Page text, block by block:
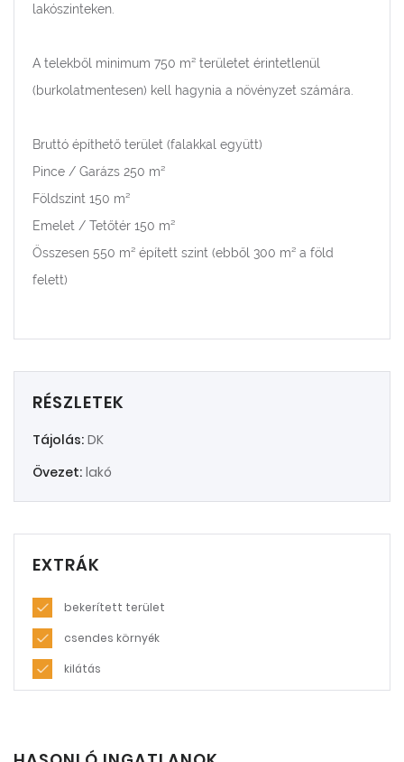
lakószinteken.
A telekből minimum 750 m² területet érintetlenül
(burkolatmentesen) kell hagynia a növényzet számára.
Bruttó építhető terület (falakkal együtt)
Pince / Garázs 250 m²
Földszint 150 m²
Emelet / Tetőtér 150 m²
Összesen 550 m² épített szint (ebből 300 m² a föld
felett)
RÉSZLETEK
Tájolás: DK
Övezet: lakó
EXTRÁK
bekerített terület
csendes környék
kilátás